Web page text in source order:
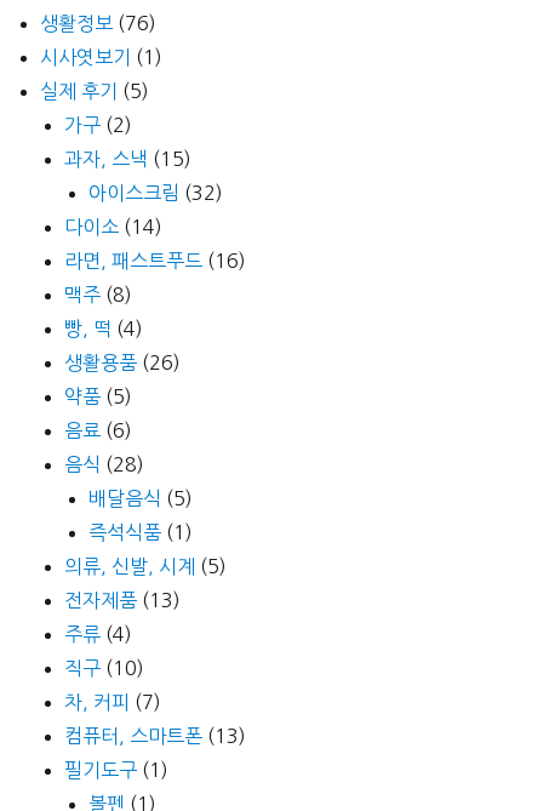
생활정보 (76)
시사엿보기
(1)
실제 후기
(5)
가구 (2)
과자, 스낵 (15)
아이스크림 (32)
다이소 (14)
라면, 패스트푸드 (16)
맥주 (8)
빵, 떡 (4)
생활용품 (26)
약품 (5)
음료 (6)
음식 (28)
배달음식 (5)
즉석식품 (1)
의류, 신발, 시계
(5)
전자제품 (13)
주류 (4)
직구 (10)
차, 커피 (7)
컴퓨터, 스마트폰 (13)
필기도구 (1)
볼펜 (1)